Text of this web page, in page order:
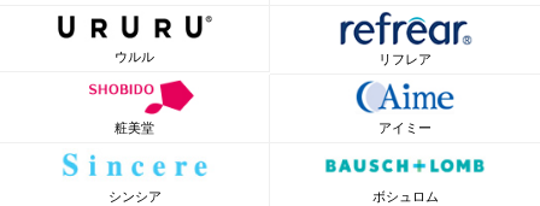
ウルル リフレア
粧美堂 アイミー
シンシア ボシュロム